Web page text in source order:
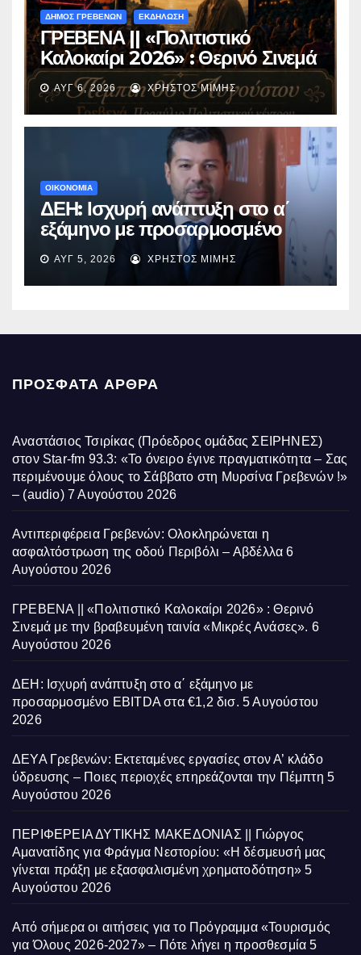
ΔΗΜΟΣ ΓΡΕΒΕΝΩΝ ΕΚΔΗΛΩΣΗ
ΓΡΕΒΕΝΑ || «Πολιτιστικό
Καλοκαίρι 2026» : Θερινό Σινεμά
με την βραβευμένη ταινία
«Μικρές Ανάσες».
ΑΥΓ 6, 2026 ΧΡΉΣΤΟΣ ΜΊΜΗΣ
ΟΙΚΟΝΟΜΙΑ
ΔΕΗ: Ισχυρή ανάπτυξη στο α΄
εξάμηνο με προσαρμοσμένο
EBITDA στα €1,2 δισ.
ΑΥΓ 5, 2026 ΧΡΉΣΤΟΣ ΜΊΜΗΣ
ΠΡΌΣΦΑΤΑ ΆΡΘΡΑ
Αναστάσιος Τσιρίκας (Πρόεδρος ομάδας ΣΕΙΡΗΝΕΣ)
στον Star-fm 93.3: «Το όνειρο έγινε πραγματικότητα – Σας
περιμένουμε όλους το Σάββατο στη Μυρσίνα Γρεβενών !»
– (audio) 7 Αυγούστου 2026
Αντιπεριφέρεια Γρεβενών: Ολοκληρώνεται η
ασφαλτόστρωση της οδού Περιβόλι – Αβδέλλα 6
Αυγούστου 2026
ΓΡΕΒΕΝΑ || «Πολιτιστικό Καλοκαίρι 2026» : Θερινό
Σινεμά με την βραβευμένη ταινία «Μικρές Ανάσες». 6
Αυγούστου 2026
ΔΕΗ: Ισχυρή ανάπτυξη στο α΄ εξάμηνο με
προσαρμοσμένο EBITDA στα €1,2 δισ. 5 Αυγούστου
2026
ΔΕΥΑ Γρεβενών: Εκτεταμένες εργασίες στον Α’ κλάδο
ύδρευσης – Ποιες περιοχές επηρεάζονται την Πέμπτη 5
Αυγούστου 2026
ΠΕΡΙΦΕΡΕΙΑ ΔΥΤΙΚΗΣ ΜΑΚΕΔΟΝΙΑΣ || Γιώργος
Αμανατίδης για Φράγμα Νεστορίου: «Η δέσμευσή μας
γίνεται πράξη με εξασφαλισμένη χρηματοδότηση» 5
Αυγούστου 2026
Από σήμερα οι αιτήσεις για το Πρόγραμμα «Τουρισμός
για Όλους 2026-2027» – Πότε λήγει η προσθεσμία 5